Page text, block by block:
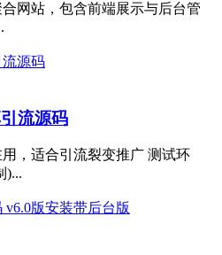
网站，包含前端展示与后台管
流源码
，适合引流裂变推广 测试环
)...